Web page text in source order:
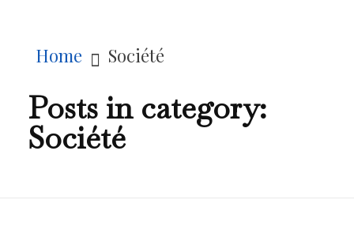
Home Société
Posts in category:
Société